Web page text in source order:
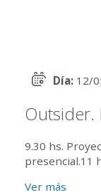
Día: 12/
Outsider.
9.30 hs.
presencial.11
Ver más